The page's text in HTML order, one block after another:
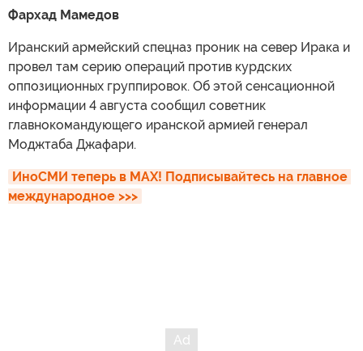
Фархад Мамедов
Иранский армейский спецназ проник на север Ирака и
провел там серию операций против курдских
оппозиционных группировок. Об этой сенсационной
информации 4 августа сообщил советник
главнокомандующего иранской армией генерал
Моджтаба Джафари.
ИноСМИ теперь в MAX! Подписывайтесь на главное
международное >>>